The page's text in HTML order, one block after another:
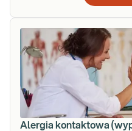
Alergia kontaktowa